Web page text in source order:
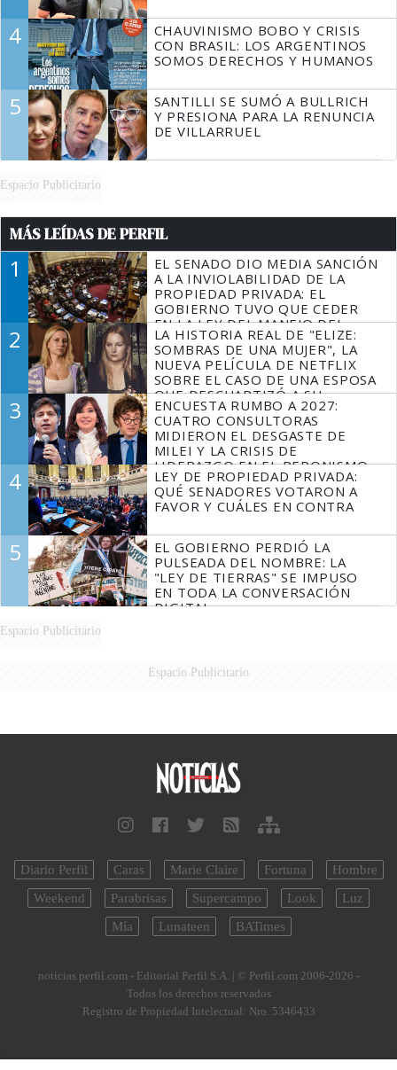
4
CHAUVINISMO BOBO Y CRISIS
CON BRASIL: LOS ARGENTINOS
SOMOS DERECHOS Y HUMANOS
5
SANTILLI SE SUMÓ A BULLRICH
Y PRESIONA PARA LA RENUNCIA
DE VILLARRUEL
Espacio Publicitario
MÁS LEÍDAS DE PERFIL
1
EL SENADO DIO MEDIA SANCIÓN
A LA INVIOLABILIDAD DE LA
PROPIEDAD PRIVADA: EL
GOBIERNO TUVO QUE CEDER
EN LA LEY DEL MANEJO DEL
FUEGO
2
LA HISTORIA REAL DE "ELIZE:
SOMBRAS DE UNA MUJER", LA
NUEVA PELÍCULA DE NETFLIX
SOBRE EL CASO DE UNA ESPOSA
QUE DESCUARTIZÓ A SU
MARIDO
3
ENCUESTA RUMBO A 2027:
CUATRO CONSULTORAS
MIDIERON EL DESGASTE DE
MILEI Y LA CRISIS DE
LIDERAZGO EN EL PERONISMO
4
LEY DE PROPIEDAD PRIVADA:
QUÉ SENADORES VOTARON A
FAVOR Y CUÁLES EN CONTRA
5
EL GOBIERNO PERDIÓ LA
PULSEADA DEL NOMBRE: LA
"LEY DE TIERRAS" SE IMPUSO
EN TODA LA CONVERSACIÓN
DIGITAL
Espacio Publicitario
Espacio Publicitario
Diario Perfil Caras Marie Claire Fortuna
Hombre
Weekend
Parabrisas Supercampo Look
Luz
Mía
Lunateen BATimes
noticias.perfil.com - Editorial Perfil S.A. | © Perfil.com 2006-2026 -
Todos los derechos reservados
Registro de Propiedad Intelectual: Nro. 5346433